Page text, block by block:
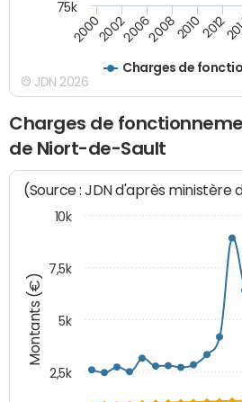
Charges de
200020022006200820102012
75k
© JDN 2026
Charges de
de Niort-de-Sault
Montants (€)
(Source : JDN d'après ministère
2,5k
5k
7,5k
10k